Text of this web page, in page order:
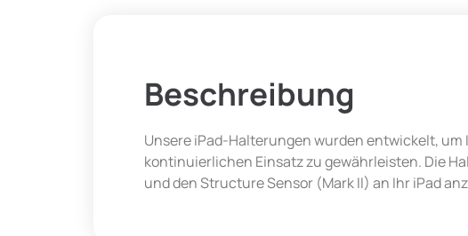
Beschreibung
Unsere iPad-Halterungen wurden entwickelt,
kontinuierlichen Einsatz zu gewährleisten. Die
und den Structure Sensor (Mark II) an Ihr iPad